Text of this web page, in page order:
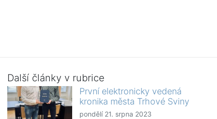
Další články v rubrice
První elektronicky vedená
kronika města Trhové Sviny
pondělí 21. srpna 2023